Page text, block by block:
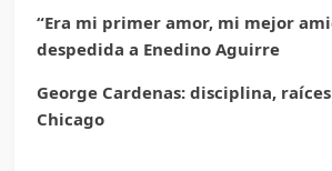
“Era mi primer amor, mi mejor
despedida a Enedino Aguirre
George Cardenas: disciplina,
Chicago